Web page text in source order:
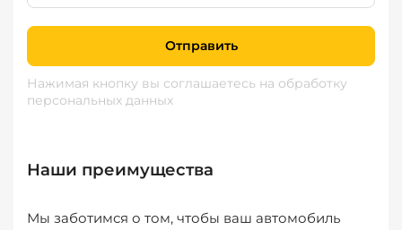
Отправить
Нажимая кнопку вы соглашаетесь на обработку
персональных данных
Наши преимущества
Мы заботимся о том, чтобы ваш автомобиль